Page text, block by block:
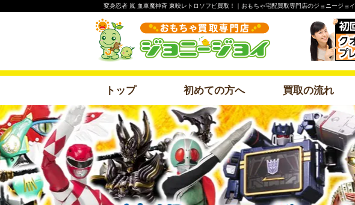
変身忍者 嵐 血車魔神斉 東映レトロソフビ買取！｜おもちゃ宅配買取専門店のジョニージョイ
トップ 初めての方へ 買取の流れ